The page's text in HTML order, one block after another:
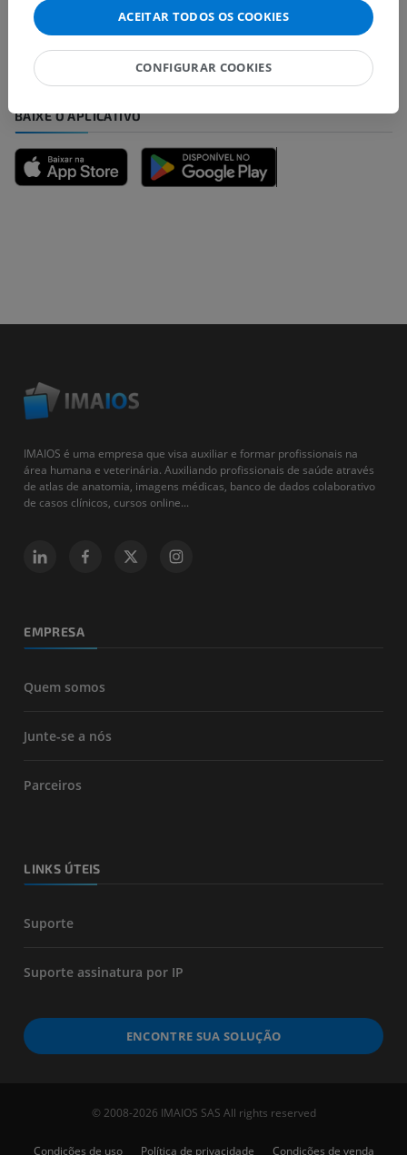
melhora de conteúdo.
Relatar um problema
BAIXE O APLICATIVO
IMAIOS é uma empresa que visa auxiliar e formar profissionais na
área humana e veterinária. Auxiliando profissionais de saúde através
de atlas de anatomia, imagens médicas, banco de dados colaborativo
de casos clínicos, cursos online...
EMPRESA
Quem somos
Junte-se a nós
Parceiros
LINKS ÚTEIS
Suporte
Suporte assinatura por IP
ENCONTRE SUA SOLUÇÃO
© 2008-2026 IMAIOS SAS All rights reserved
Condições de uso Política de privacidade Condições de venda
ACEITAR TODOS OS COOKIES
CONFIGURAR COOKIES